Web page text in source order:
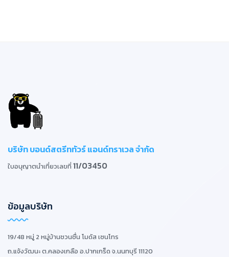
บริษัท บอนด์สตรีททัวร์ แอนด์ทราเวล จำกัด
ใบอนุญาตนำเที่ยวเลขที่ 11/03450
ข้อมูลบริษัท
19/48 หมู่ 2 หมู่บ้านชวนชื่น โมดัส เซนโทร
ถ.แจ้งวัฒนะ ต.คลองเกลือ อ.ปากเกร็ด จ.นนทบุรี 11120